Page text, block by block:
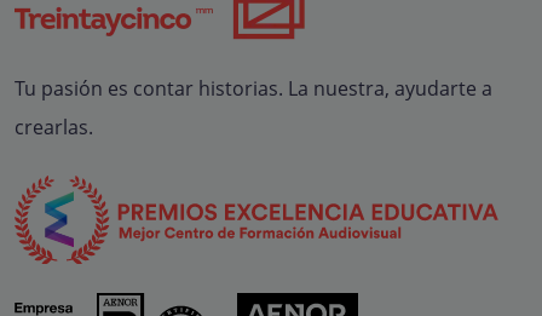
Tu pasión es contar historias. La nuestra, ayudarte a
crearlas.